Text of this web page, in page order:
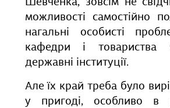
Шевченка, зовсім не
можливості самостійно
нагальні особисті
кафедри і товариства
державні інституції.
Але їх край треба було
у пригоді, особливо в